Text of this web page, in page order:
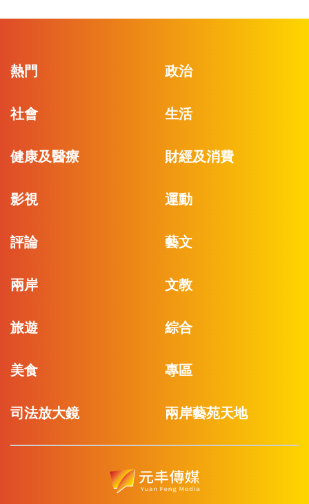
熱門 政治
社會 生活
健康及醫療 財經及消費
影視 運動
評論 藝文
兩岸 文教
旅遊 綜合
美食 專區
司法放大鏡 兩岸藝苑天地